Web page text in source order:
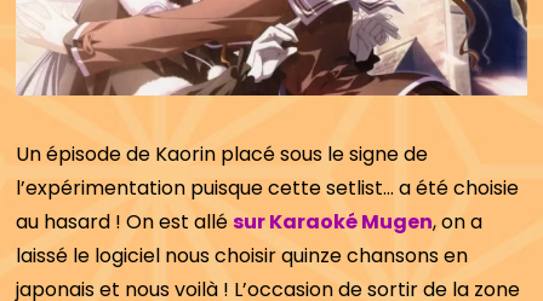
Un épisode de Kaorin placé sous le signe de
l’expérimentation puisque cette setlist… a été choisie
au hasard ! On est allésur Karaoké Mugen, on a
laissé le logiciel nous choisir quinze chansons en
japonais et nous voilà ! L’occasion de sortir de la zone